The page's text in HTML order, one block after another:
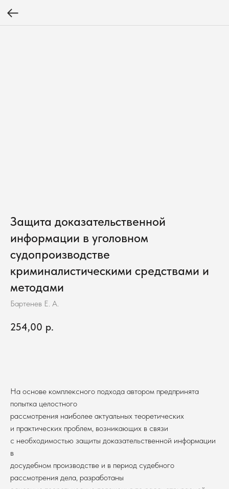
Защита доказательственной
информации в уголовном
судопроизводстве
криминалистическими средствами и
методами
Бартенев Е. А.
254,00 р.
На основе комплексного подхода автором предпринята
попытка целостного
рассмотрения наиболее актуальных теоретических
и практических проблем, возникающих в связи
с необходимостью защиты доказательственной информации
в
досудебном производстве и в период судебного
рассмотрения дела, разработаны